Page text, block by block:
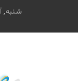
شنبه,